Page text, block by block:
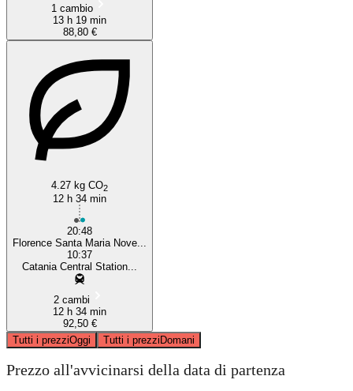
1 cambio
13 h 19 min
88,80 €
4.27 kg CO2
12 h 34 min
20:48
Florence Santa Maria Nove...
10:37
Catania Central Station...
2 cambi
12 h 34 min
92,50 €
Tutti i prezziOggi Tutti i prezziDomani
Prezzo all'avvicinarsi della data di partenza